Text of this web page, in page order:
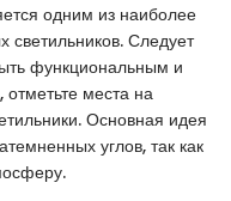
одним из наиболее
светильников. Следует
функциональным и
места на
Основная идея
углов, так как